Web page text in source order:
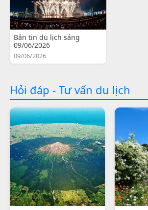
Bản tin du lịch sáng
09/06/2026
09/06/2026
Hỏi đáp - Tư vấn du lịch